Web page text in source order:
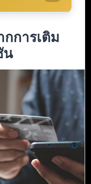
การเติม
น